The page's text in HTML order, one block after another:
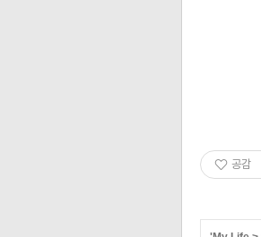
공감